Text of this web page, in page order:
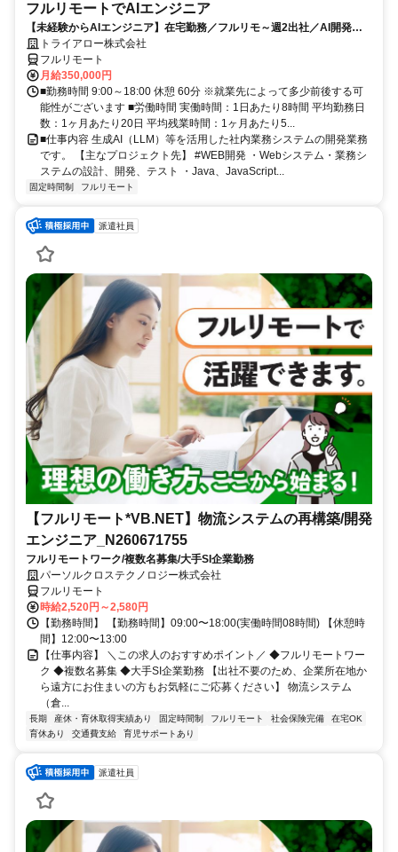
フルリモートでAIエンジニア
【未経験からAIエンジニア】在宅勤務／フルリモ～週2出社／AI開発を
仕事にする
トライアロー株式会社
フルリモート
月給350,000円
■勤務時間 9:00～18:00 休憩 60分 ※就業先によって多少前後する可
能性がございます ■労働時間 実働時間：1日あたり8時間 平均勤務日
数：1ヶ月あたり20日 平均残業時間：1ヶ月あたり5...
■仕事内容 生成AI（LLM）等を活用した社内業務システムの開発業務
です。 【主なプロジェクト先】 #WEB開発 ・Webシステム・業務シ
ステムの設計、開発、テスト ・Java、JavaScript...
固定時間制 フルリモート
派遣社員
【フルリモート*VB.NET】物流システムの再構築/開発
エンジニア_N260671755
フルリモートワーク/複数名募集/大手SI企業勤務
パーソルクロステクノロジー株式会社
フルリモート
時給2,520円～2,580円
【勤務時間】 【勤務時間】09:00〜18:00(実働時間08時間) 【休憩時
間】12:00〜13:00
【仕事内容】 ＼この求人のおすすめポイント／ ◆フルリモートワー
ク ◆複数名募集 ◆大手SI企業勤務 【出社不要のため、企業所在地か
ら遠方にお住まいの方もお気軽にご応募ください】 物流システム
（倉...
長期 産休・育休取得実績あり 固定時間制 フルリモート 社会保険完備
在宅OK
育休あり
交通費支給 育児サポートあり
派遣社員